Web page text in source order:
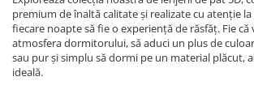
premium de înaltă calitate şi realizate cu atenţie
fiecare noapte să fie o experienţă de răsfăţ. Fie că
atmosfera dormitorului, să aduci un plus de
sau pur şi simplu să dormi pe un material plăcut,
ideală.